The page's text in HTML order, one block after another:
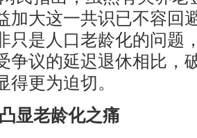
加大这一共识已不容回
只是人口老龄化的问题
争议的延迟退休相比，
得更为迫切。
显老龄化之痛